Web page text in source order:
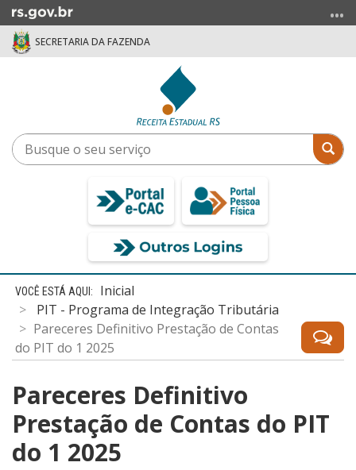
para
menu
SECRETARIA DA FAZENDA
Busque
o
Início
conteúdo
Inicial
PIT - Programa de Integração Tributária
Pareceres Definitivo Prestação de Contas
do PIT do 1 2025
Pareceres Definitivo
Prestação de Contas do PIT
do 1 2025